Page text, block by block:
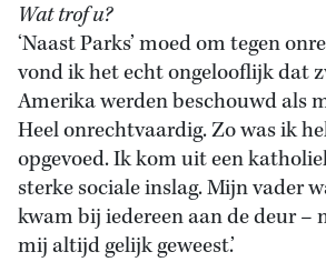
Wat trof u?
‘Naast Parks’ moed om tegen
vond ik het echt ongelooflijk dat
Amerika werden beschouwd als
Heel onrechtvaardig. Zo was ik
opgevoed. Ik kom uit een
sterke sociale inslag. Mijn vader
kwam bij iedereen aan de deur –
mij altijd gelijk geweest.’